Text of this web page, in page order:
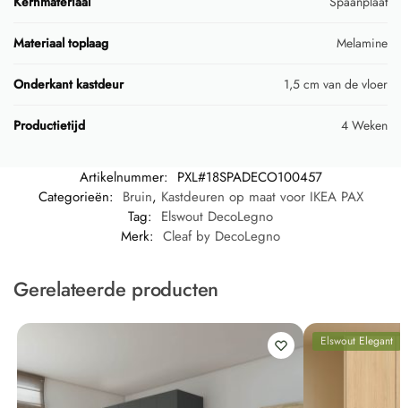
Materiaal toplaag Melamine
Onderkant kastdeur 1,5 cm van de vloer
Productietijd 4 Weken
Artikelnummer: PXL#18SPADECO100457
Categorieën: Bruin, Kastdeuren op maat voor IKEA PAX
Tag: Elswout DecoLegno
Merk: Cleaf by DecoLegno
Gerelateerde producten
Elswout Elegant